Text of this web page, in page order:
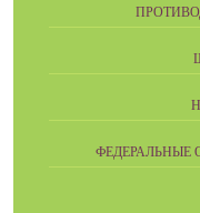
ФЕДЕРАЛЬНЫЕ